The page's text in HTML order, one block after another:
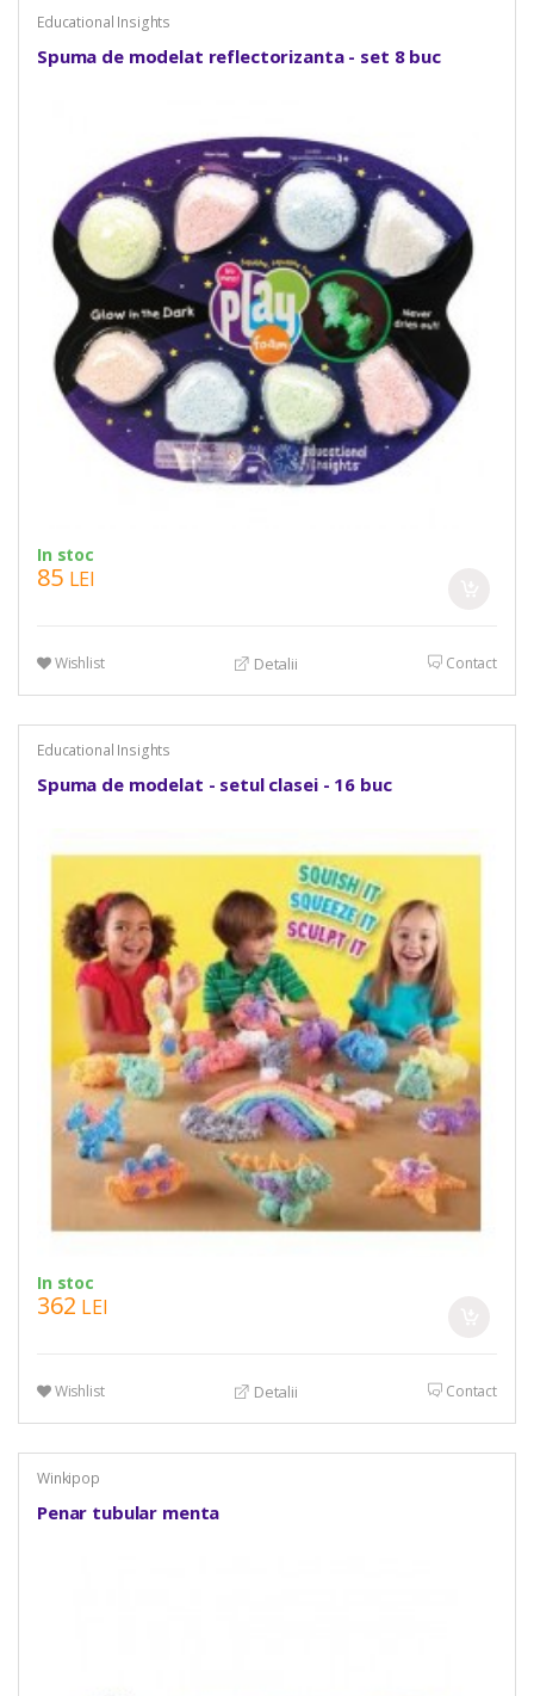
Educational Insights
Spuma de modelat reflectorizanta - set 8 buc
In stoc
85 LEI
Wishlist Detalii Contact
Educational Insights
Spuma de modelat - setul clasei - 16 buc
In stoc
362 LEI
Wishlist Detalii Contact
Winkipop
Penar tubular menta